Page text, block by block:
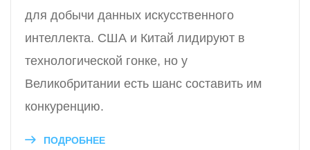
для добычи данных искусственного
интеллекта. США и Китай лидируют в
технологической гонке, но у
Великобритании есть шанс составить им
конкуренцию.
ПОДРОБНЕЕ